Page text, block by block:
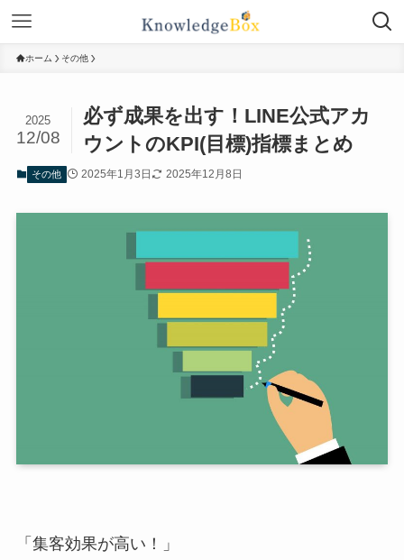
ホーム その他
必ず成果を出す！LINE公式アカ
ウントのKPI(目標)指標まとめ
2025
12/08
その他 2025年1月3日 2025年12月8日
「集客効果が高い！」